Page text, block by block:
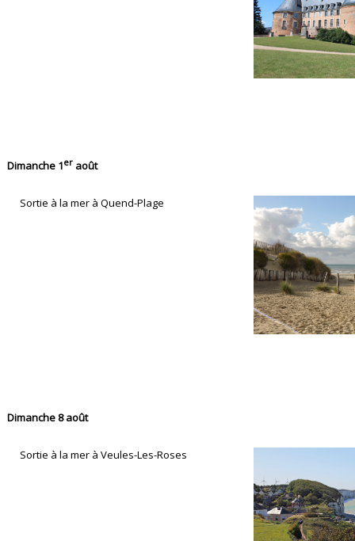
Dimanche 1er août
Sortie à la mer à Quend-Plage
Dimanche 8 août
Sortie à la mer à Veules-Les-Roses